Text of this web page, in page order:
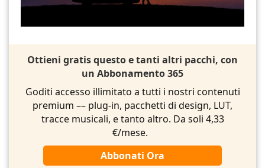
Ottieni gratis questo e tanti altri pacchi, con
un Abbonamento 365
Goditi accesso illimitato a tutti i nostri contenuti
premium –– plug-in, pacchetti di design, LUT,
tracce musicali, e tanto altro. Da soli 4,33
€/mese.
Abbonati Ora